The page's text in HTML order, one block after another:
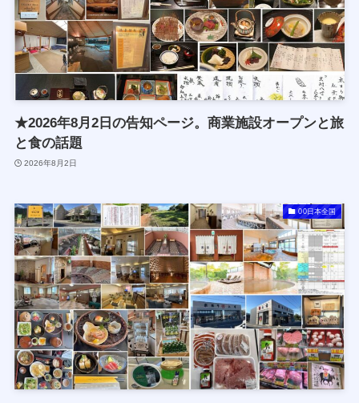
★2026年8月2日の告知ページ。商業施設オープンと旅
と食の話題
2026年8月2日
00日本全国